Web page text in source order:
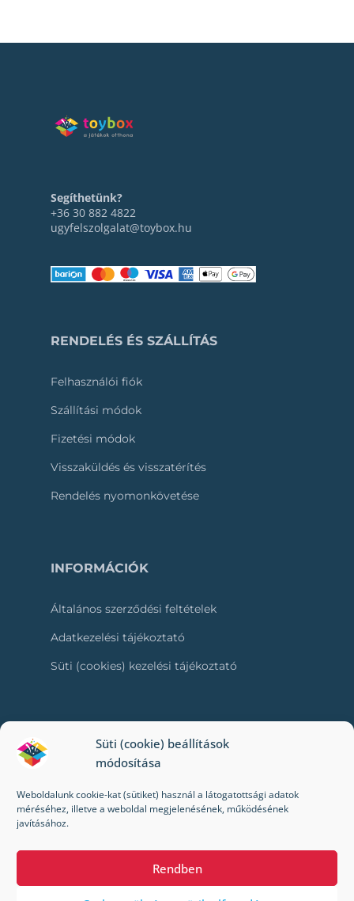
Süti (cookie) beállítások
módosítása
Weboldalunk cookie-kat (sütiket) használ a látogatottsági adatok
méréséhez, illetve a weboldal megjelenésének, működésének
javításához.
Rendben
Segíthetünk?
+36 30 882 4822
ugyfelszolgalat@toybox.hu
RENDELÉS ÉS SZÁLLÍTÁS
Felhasználói fiók
Szállítási módok
Fizetési módok
Visszaküldés és visszatérítés
Rendelés nyomonkövetése
INFORMÁCIÓK
Általános szerződési feltételek
Adatkezelési tájékoztató
Süti (cookies) kezelési tájékoztató
RÓLUNK
Kik vagyunk mi?